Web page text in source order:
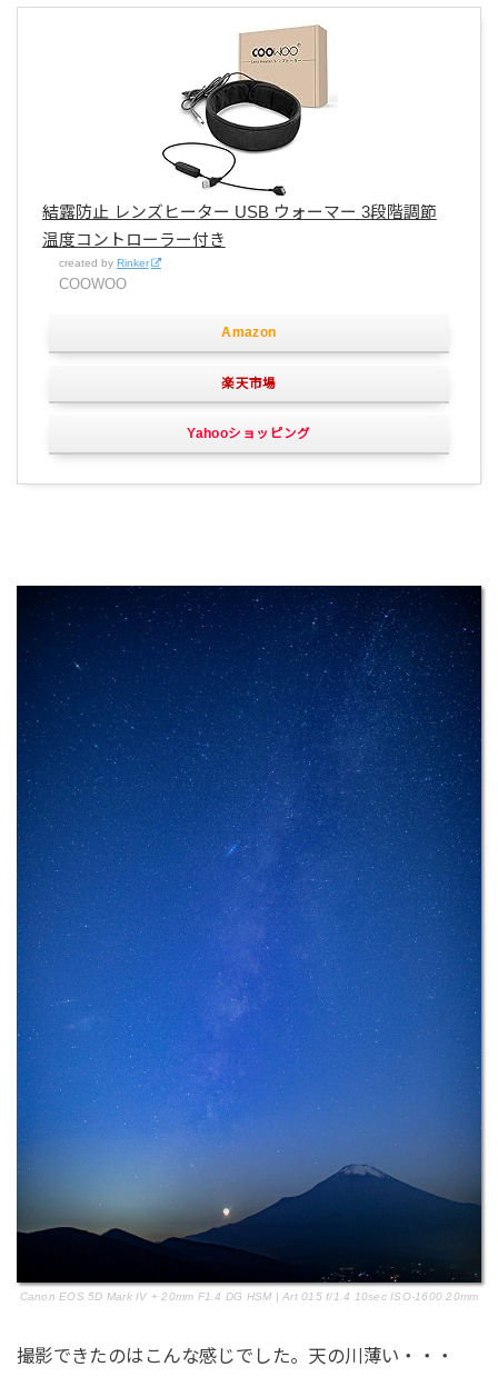
結露防止 レンズヒーター USB ウォーマー 3段階調節
温度コントローラー付き
created by Rinker
COOWOO
Amazon
楽天市場
Yahooショッピング
Canon EOS 5D Mark IV + 20mm F1.4 DG HSM | Art 015 f/1.4 10sec ISO-1600 20mm
撮影できたのはこんな感じでした。天の川薄い・・・